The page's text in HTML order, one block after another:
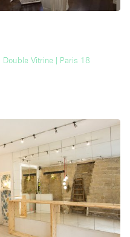
Double Vitrine | Paris 18